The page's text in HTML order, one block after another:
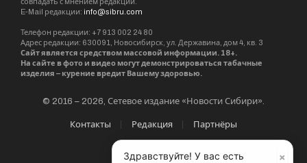
E-Mail редакции: info@sibru.com
Телефон редакции: +7 913 002 24 80
Адрес редакции: 630091, Новосибирск, ул. Державина, дом 4, кв. 3
Сайт является средством массовой информации. 18+.
На сайте в фото и видео могут демонстрироваться табачные
изделия – курение вредит Вашему здоровью.
© 2016 – 2026, Сетевое издание «Новости Сибири».
Контакты Редакция Партнёры
×
Здравствуйте! У вас есть